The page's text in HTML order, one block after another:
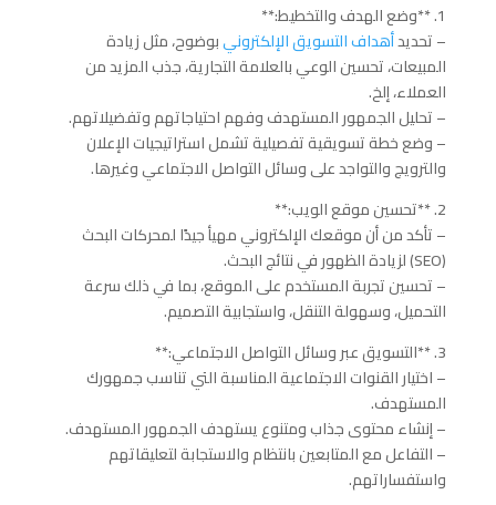
1. **وضع الهدف والتخطيط:**
– تحديدأهداف التسويق الإلكترونيبوضوح، مثل زيادة
المبيعات، تحسين الوعي بالعلامة التجارية، جذب المزيد من
العملاء، إلخ.
– تحليل الجمهور المستهدف وفهم احتياجاتهم وتفضيلاتهم.
– وضع خطة تسويقية تفصيلية تشمل استراتيجيات الإعلان
والترويج والتواجد على وسائل التواصل الاجتماعي وغيرها.
2. **تحسين موقع الويب:**
– تأكد من أن موقعك الإلكتروني مهيأ جيدًا لمحركات البحث
(SEO) لزيادة الظهور في نتائج البحث.
– تحسين تجربة المستخدم على الموقع، بما في ذلك سرعة
التحميل، وسهولة التنقل، واستجابية التصميم.
3. **التسويق عبر وسائل التواصل الاجتماعي:**
– اختيار القنوات الاجتماعية المناسبة التي تناسب جمهورك
المستهدف.
– إنشاء محتوى جذاب ومتنوع يستهدف الجمهور المستهدف.
– التفاعل مع المتابعين بانتظام والاستجابة لتعليقاتهم
واستفساراتهم.